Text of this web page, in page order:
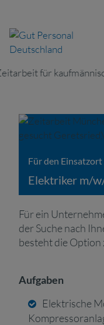
Für den
Elektriker m/
Für ein
der Suche nach
besteht die Option
Aufgaben
Elektrische